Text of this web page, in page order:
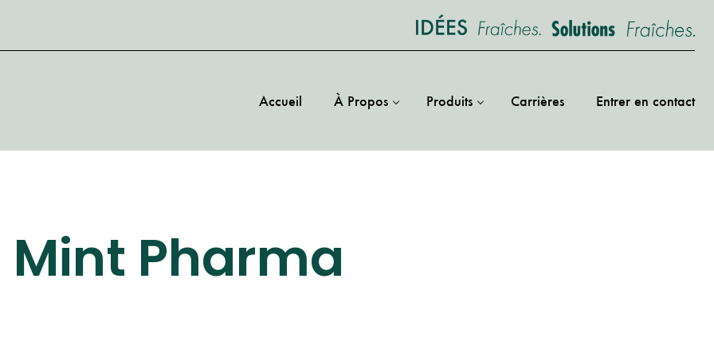
Accueil À Propos Produits Carrières Entrer en contact
Mint Pharma